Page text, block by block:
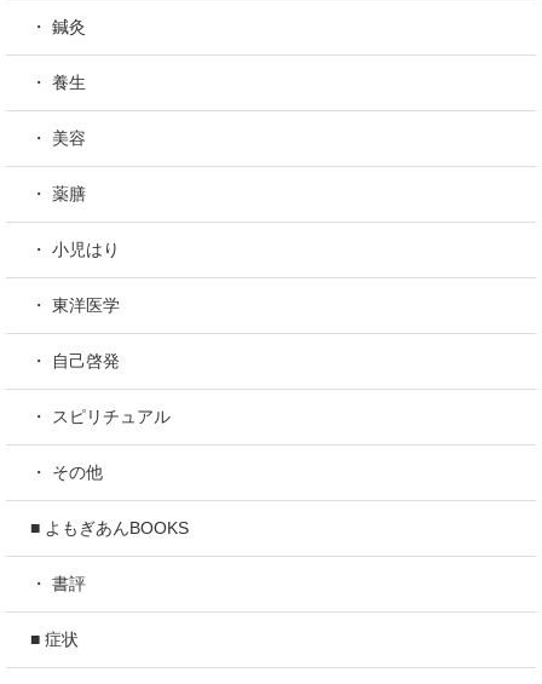
・ 鍼灸
・ 養生
・ 美容
・ 薬膳
・ 小児はり
・ 東洋医学
・ 自己啓発
・ スピリチュアル
・ その他
■ よもぎあんBOOKS
・ 書評
■ 症状